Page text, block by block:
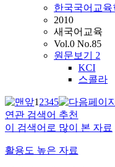
한국국어교육
2010
새국어교육
Vol.0 No.85
원문보기 2
KCI
스콜라
12345
연관 검색어 추천
이 검색어로 많이 본 자료
활용도 높은 자료